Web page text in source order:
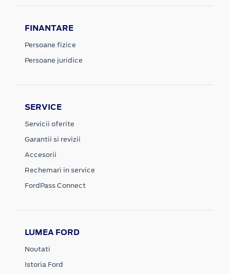
FINANTARE
Persoane fizice
Persoane juridice
SERVICE
Servicii oferite
Garantii si revizii
Accesorii
Rechemari in service
FordPass Connect
LUMEA FORD
Noutati
Istoria Ford